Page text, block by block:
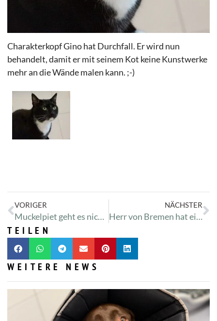
Charakterkopf Gino hat Durchfall. Er wird nun
behandelt, damit er mit seinem Kot keine Kunstwerke
mehr an die Wände malen kann. ;-)
VORIGER
Muckelpiet geht es nicht so gut
NÄCHSTER
Herr von Bremen hat einen gebrochenen Flügel
TEILEN
WEITERE NEWS